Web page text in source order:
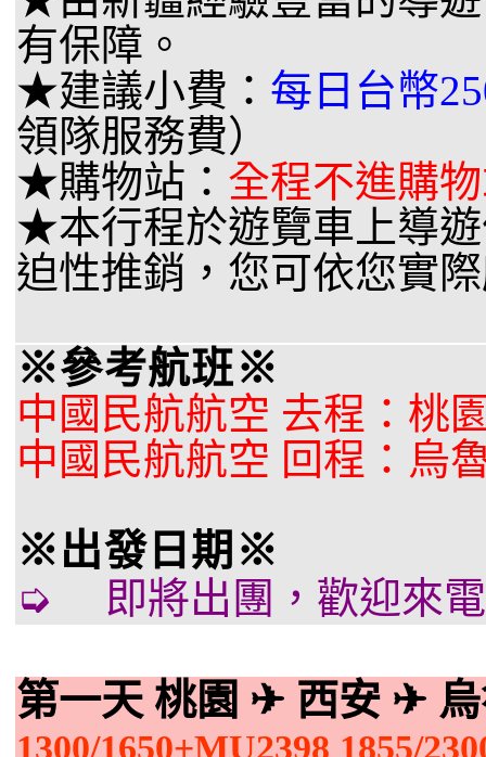
有保障。
★建議小費： 每日台幣
領隊服務費）
★購物站： 全程不進購
★本行程於遊覽車上導
迫性推銷，您可依您實
※參考航班※
中國民航航空 去程：桃
中國民航航空 回程：烏
※出發日期※
➭ 即將出團，歡迎來電
第一天 桃園 ✈ 西安 ✈
1300/1650+MU2398 1855/